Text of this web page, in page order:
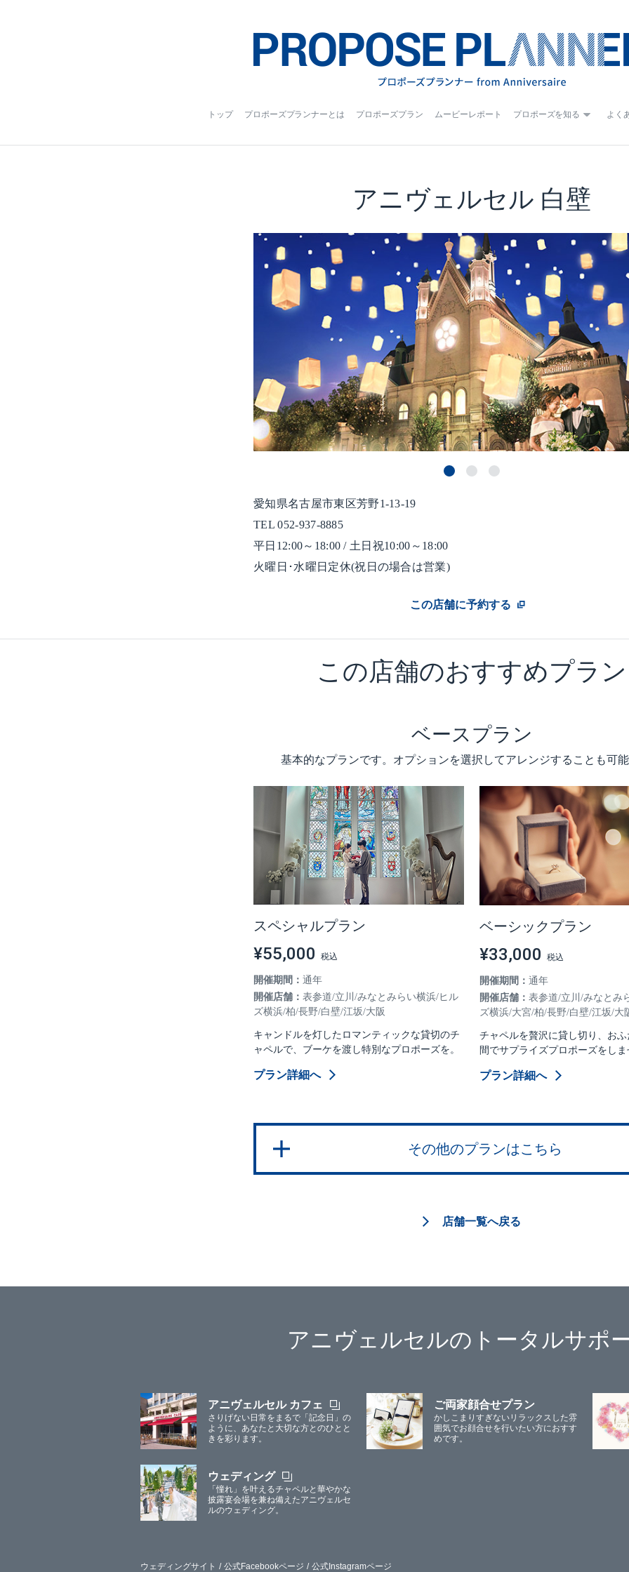
トップ プロポーズプランナーとは プロポーズプラン ムービーレポート プロポーズを知る よく
アニヴェルセル 白壁
愛知県名古屋市東区芳野1-13-19
TEL 052-937-8885
平日12:00～18:00 / 土日祝10:00～18:00
火曜日･水曜日定休(祝日の場合は営業)
この店舗に予約する
この店舗のおすすめプラン
ベースプラン
基本的なプランです。オプションを選択してアレンジすることも可
スペシャルプラン
¥55,000
開催期間： 通年
開催店舗： 表参道/立川/みなとみらい横浜/ヒル
ズ横浜/柏/長野/白壁/江坂/大阪
キャンドルを灯したロマンティックな貸切のチ
ャペルで、ブーケを渡し特別なプロポーズを。
プラン詳細へ
ベーシックプラン
¥33,000
開催期間： 通年
開催店舗： 表参道/立川/みなとみ
ズ横浜/大宮/柏/長野/白壁/江坂/大
チャペルを贅沢に貸し切り、お
間でサプライズプロポーズをし
プラン詳細へ
その他のプランはこちら
店舗一覧へ戻る
アニヴェルセルのトータルサポ
アニヴェルセル カフェ
さりげない日常をまるで「記念日」の
ように、あなたと大切な方とのひとと
きを彩ります。
ご両家顔合せプラン
かしこまりすぎないリラックスした雰
囲気でお顔合せを行いたい方におすす
めです。
ウェディング
「憧れ」を叶えるチャペルと華やかな
披露宴会場を兼ね備えたアニヴェルセ
ルのウェディング。
ウェディングサイト 公式Facebookページ 公式Instagramページ